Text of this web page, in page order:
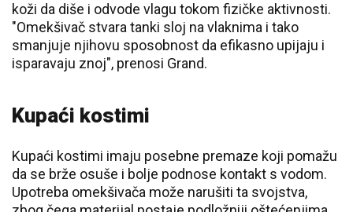
koži da diše i odvode vlagu tokom fizičke aktivnosti.
"Omekšivač stvara tanki sloj na vlaknima i tako
smanjuje njihovu sposobnost da efikasno upijaju i
isparavaju znoj", prenosi Grand.
Kupaći kostimi
Kupaći kostimi imaju posebne premaze koji pomažu
da se brže osuše i bolje podnose kontakt s vodom.
Upotreba omekšivača može narušiti ta svojstva,